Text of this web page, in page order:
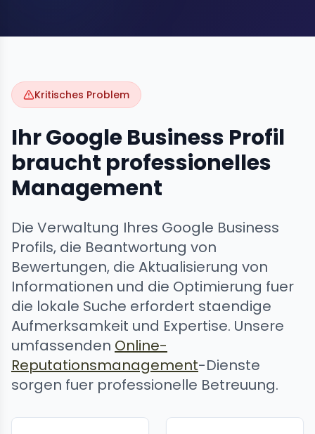
Kritisches Problem
Ihr Google Business Profil
braucht professionelles
Management
Die Verwaltung Ihres Google Business
Profils, die Beantwortung von
Bewertungen, die Aktualisierung von
Informationen und die Optimierung fuer
die lokale Suche erfordert staendige
Aufmerksamkeit und Expertise. Unsere
umfassenden Online-
Reputationsmanagement-Dienste
sorgen fuer professionelle Betreuung.